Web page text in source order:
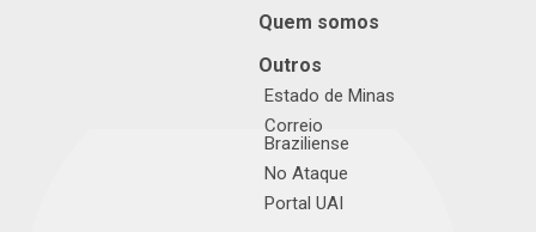
Quem somos
Outros
Estado de Minas
Correio
Braziliense
No Ataque
Portal UAI